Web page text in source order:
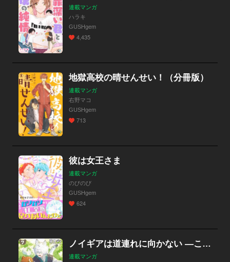
連載マンガ
ハラキ
GUSHgem
4,435
地獄高校の晴せんせい！（分冊版）
連載マンガ
右野マコ
GUSHgem
713
彼は女王さま
連載マンガ
のびのび
GUSHgem
624
ノイギアは道連れに向かない ―こぐまときつねと願いの器―（分冊版）
連載マンガ